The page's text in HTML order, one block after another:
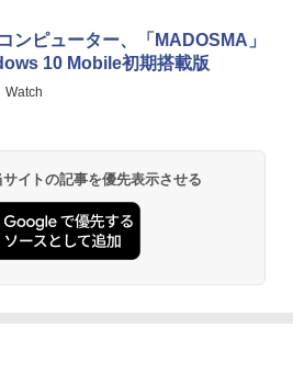
ンピューター、「MADOSMA」
10 Mobile初期搭載版
Watch
イトの記事を優先表示させる